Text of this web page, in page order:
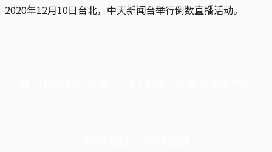
2020年12月10日台北，中天新闻台举行倒数直播活动。